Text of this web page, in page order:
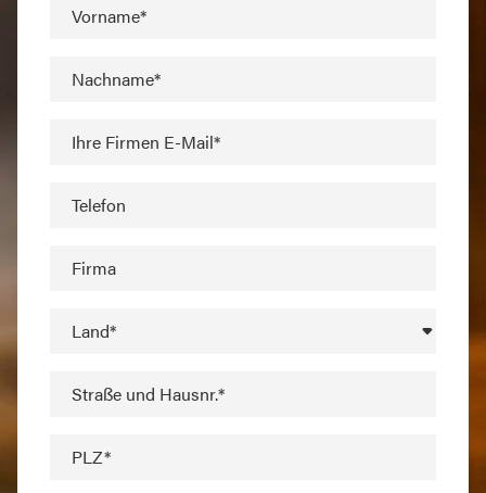
Vorname*
Nachname*
Ihre Firmen E-Mail*
Telefon
Firma
Land*
Straße und Hausnr.*
PLZ*